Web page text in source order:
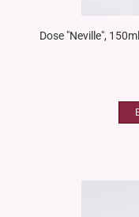
Dose "Neville",